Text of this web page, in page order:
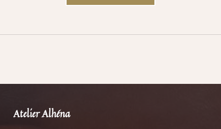
Skip back to main navigation
Atelier Alhéna